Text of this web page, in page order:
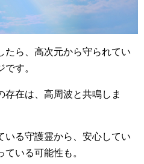
たら、高次元から守られてい
す。
在は、高周波と共鳴しま
いる守護霊から、安心してい
いる可能性も。